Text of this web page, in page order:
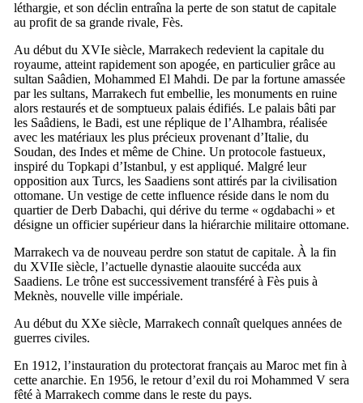
léthargie, et son déclin entraîna la perte de son statut de capitale
au profit de sa grande rivale, Fès.
Au début du XVIe siècle, Marrakech redevient la capitale du
royaume, atteint rapidement son apogée, en particulier grâce au
sultan Saâdien, Mohammed El Mahdi. De par la fortune amassée
par les sultans, Marrakech fut embellie, les monuments en ruine
alors restaurés et de somptueux palais édifiés. Le palais bâti par
les Saâdiens, le Badi, est une réplique de l’Alhambra, réalisée
avec les matériaux les plus précieux provenant d’Italie, du
Soudan, des Indes et même de Chine. Un protocole fastueux,
inspiré du Topkapi d’Istanbul, y est appliqué. Malgré leur
opposition aux Turcs, les Saadiens sont attirés par la civilisation
ottomane. Un vestige de cette influence réside dans le nom du
quartier de Derb Dabachi, qui dérive du terme « ogdabachi » et
désigne un officier supérieur dans la hiérarchie militaire ottomane.
Marrakech va de nouveau perdre son statut de capitale. À la fin
du XVIIe siècle, l’actuelle dynastie alaouite succéda aux
Saadiens. Le trône est successivement transféré à Fès puis à
Meknès, nouvelle ville impériale.
Au début du XXe siècle, Marrakech connaît quelques années de
guerres civiles.
En 1912, l’instauration du protectorat français au Maroc met fin à
cette anarchie. En 1956, le retour d’exil du roi Mohammed V sera
fêté à Marrakech comme dans le reste du pays.